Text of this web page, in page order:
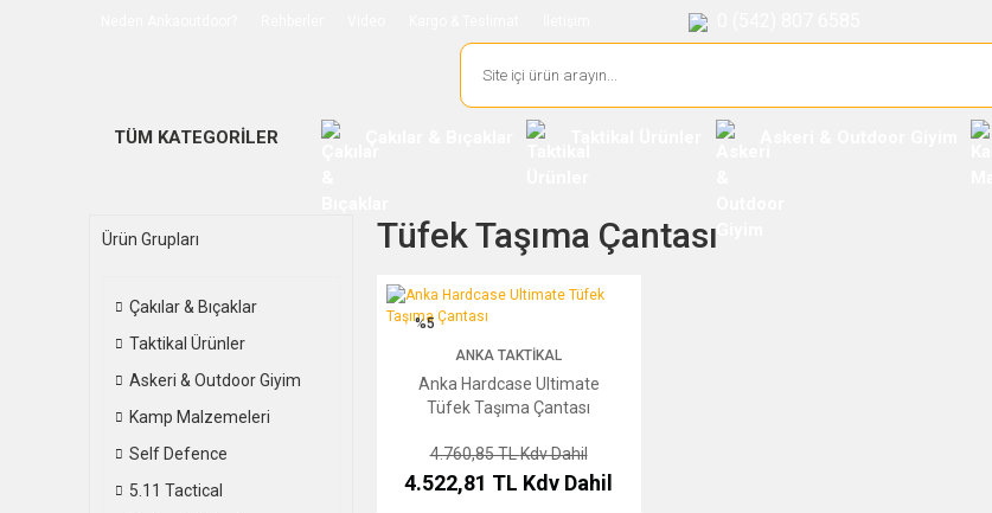
TÜM KATEGORİLER
Ürün Grupları
Çakılar & Bıçaklar
Taktikal Ürünler
Askeri & Outdoor Giyim
Kamp Malzemeleri
Self Defence
5.11 Tactical
Tüfek Taşıma Çantası
Anka Hardcase Ultimate Tüfek Taşıma Çantası
%5
ANKA TAKTIKAL
Anka Hardcase Ultimate
Tüfek Taşıma Çantası
4.760,85 TLKdv Dahil
4.522,81 TL Kdv Dahil